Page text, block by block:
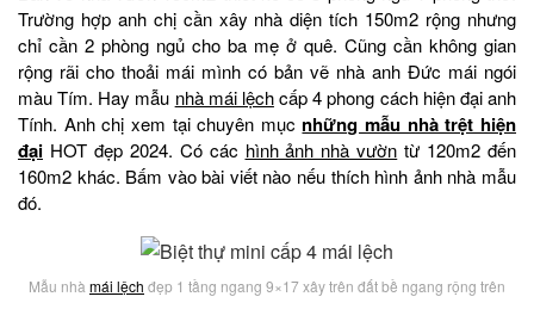
Trường hợp anh chị cần xây nhà diện tích 150m2 rộng nhưng
chỉ cần 2 phòng ngủ cho ba mẹ ở quê. Cũng cần không gian
rộng rãi cho thoải mái mình có bản vẽ nhà anh Đức mái ngói
màu Tím. Hay mẫu nhà mái lệchcấp 4 phong cách hiện đại anh
Tính. Anh chị xem tại chuyên mục những mẫu nhà trệt hiện
đại HOT đẹp 2024. Có các hình ảnh nhà vườn từ 120m2 đến
160m2 khác. Bấm vào bài viết nào nếu thích hình ảnh nhà mẫu
đó.
Mẫu nhà mái lệch đẹp 1 tầng ngang 9×17 xây trên đất bề ngang rộng trên